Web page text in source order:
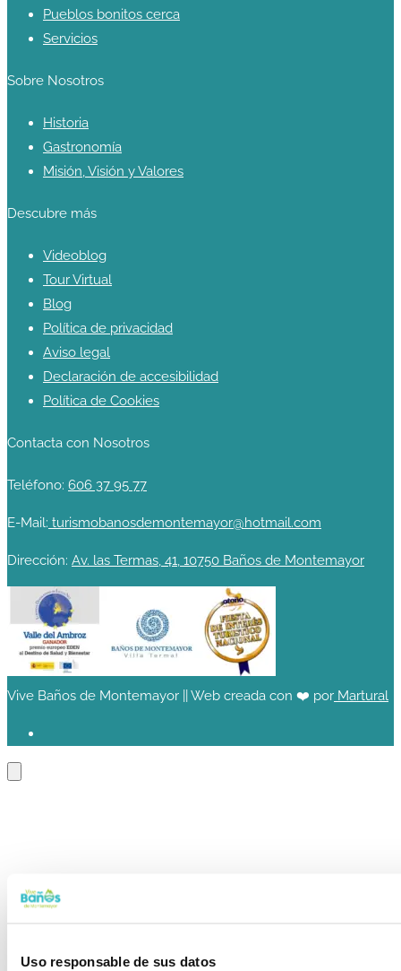
Uso responsable de sus datos
Pueblos bonitos cerca
Servicios
Sobre Nosotros
Historia
Gastronomía
Misión, Visión y Valores
Descubre más
Videoblog
Tour Virtual
Blog
Política de privacidad
Aviso legal
Declaración de accesibilidad
Política de Cookies
Contacta con Nosotros
Teléfono: 606 37 95 77
E-Mail: turismobanosdemontemayor@hotmail.com
Dirección: Av. las Termas, 41, 10750 Baños de Montemayor
Vive Baños de Montemayor || Web creada con ❤️ por Martural